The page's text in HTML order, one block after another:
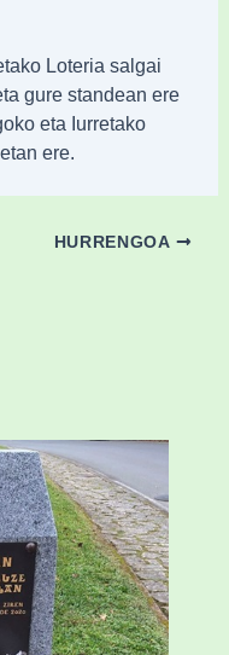
Loteria salgai
gure standean ere
eta Iurretako
ere.
HURRENGOA
jo zuen